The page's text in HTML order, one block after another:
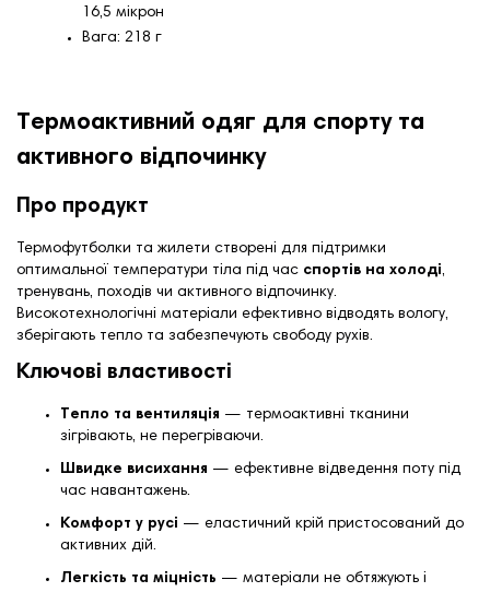
16,5 мікрон
Вага: 218 г
Термоактивний одяг для спорту та
активного відпочинку
Про продукт
Термофутболки та жилети створені для підтримки
оптимальної температури тіла під час спортів на холоді,
тренувань, походів чи активного відпочинку.
Високотехнологічні матеріали ефективно відводять вологу,
зберігають тепло та забезпечують свободу рухів.
Ключові властивості
Тепло та вентиляція — термоактивні тканини
зігрівають, не перегріваючи.
Швидке висихання — ефективне відведення поту під
час навантажень.
Комфорт у русі — еластичний крій пристосований до
активних дій.
Легкість та міцність — матеріали не обтяжують і